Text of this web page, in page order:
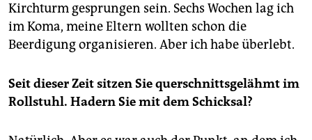
Kirchturm gesprungen sein. Sechs Wochen lag ich
im Koma, meine Eltern wollten schon die
Beerdigung organisieren. Aber ich habe überlebt.
Seit dieser Zeit sitzen Sie querschnittsgelähmt im
Rollstuhl. Hadern Sie mit dem Schicksal?